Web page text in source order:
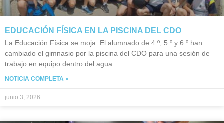
EDUCACIÓN FÍSICA EN LA PISCINA DEL CDO
La Educación Física se moja. El alumnado de 4.º, 5.º y 6.º han
cambiado el gimnasio por la piscina del CDO para una sesión de
trabajo en equipo dentro del agua.
NOTICIA COMPLETA »
junio 3, 2026